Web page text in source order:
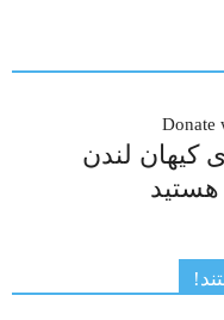
کیهان لندن
هستید